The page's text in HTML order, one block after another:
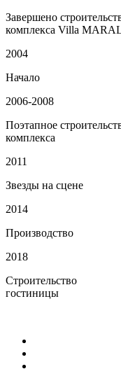
Завершено
комплекса Villa
2004
Начало
2006-2008
Поэтапное
комплекса
2011
Звезды на сцене
2014
Производство
2018
Строительство
гостиницы